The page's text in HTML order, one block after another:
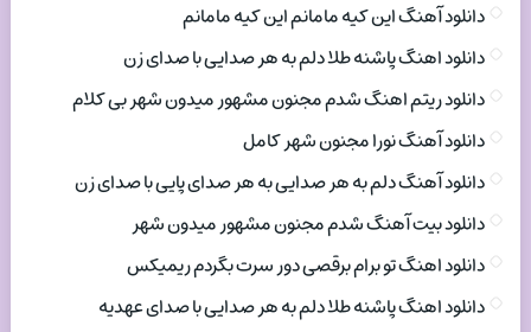
دانلود آهنگ این کیه مامانم این کیه مامانم
دانلود اهنگ پاشنه طلا دلم به هر صدایی با صدای زن
دانلود ریتم اهنگ شدم مجنون مشهور میدون شهر بی کلام
دانلود آهنگ نورا مجنون شهر کامل
دانلود آهنگ دلم به هر صدایی به هر صدای پایی با صدای زن
دانلود بیت آهنگ شدم مجنون مشهور میدون شهر
دانلود اهنگ تو برام برقصی دور سرت بگردم ریمیکس
دانلود اهنگ پاشنه طلا دلم به هر صدایی با صدای عهدیه